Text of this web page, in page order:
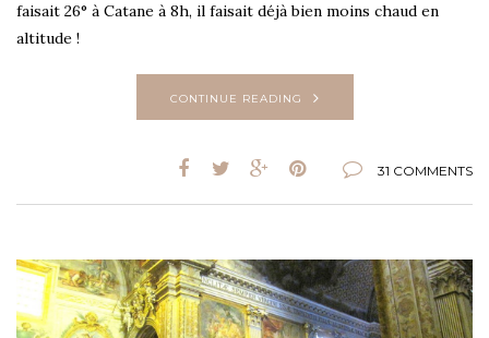
faisait 26° à Catane à 8h, il faisait déjà bien moins chaud en
altitude !
CONTINUE READING
31 COMMENTS